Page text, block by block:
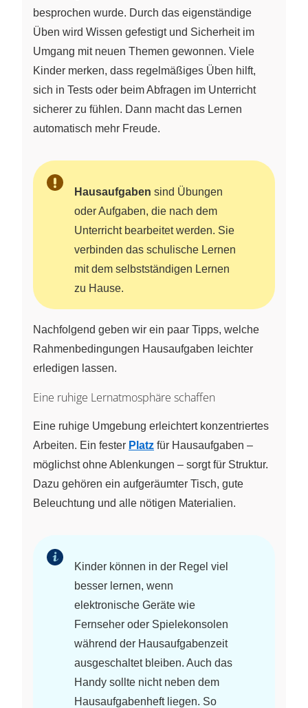
besprochen wurde. Durch das eigenständige
Üben wird Wissen gefestigt und Sicherheit im
Umgang mit neuen Themen gewonnen. Viele
Kinder merken, dass regelmäßiges Üben hilft,
sich in Tests oder beim Abfragen im Unterricht
sicherer zu fühlen. Dann macht das Lernen
automatisch mehr Freude.
Hausaufgaben sind Übungen
oder Aufgaben, die nach dem
Unterricht bearbeitet werden. Sie
verbinden das schulische Lernen
mit dem selbstständigen Lernen
zu Hause.
Nachfolgend geben wir ein paar Tipps, welche
Rahmenbedingungen Hausaufgaben leichter
erledigen lassen.
Eine ruhige Lernatmosphäre schaffen
Eine ruhige Umgebung erleichtert konzentriertes
Arbeiten. Ein fester Platz für Hausaufgaben –
möglichst ohne Ablenkungen – sorgt für Struktur.
Dazu gehören ein aufgeräumter Tisch, gute
Beleuchtung und alle nötigen Materialien.
Kinder können in der Regel viel
besser lernen, wenn
elektronische Geräte wie
Fernseher oder Spielekonsolen
während der Hausaufgabenzeit
ausgeschaltet bleiben. Auch das
Handy sollte nicht neben dem
Hausaufgabenheft liegen. So